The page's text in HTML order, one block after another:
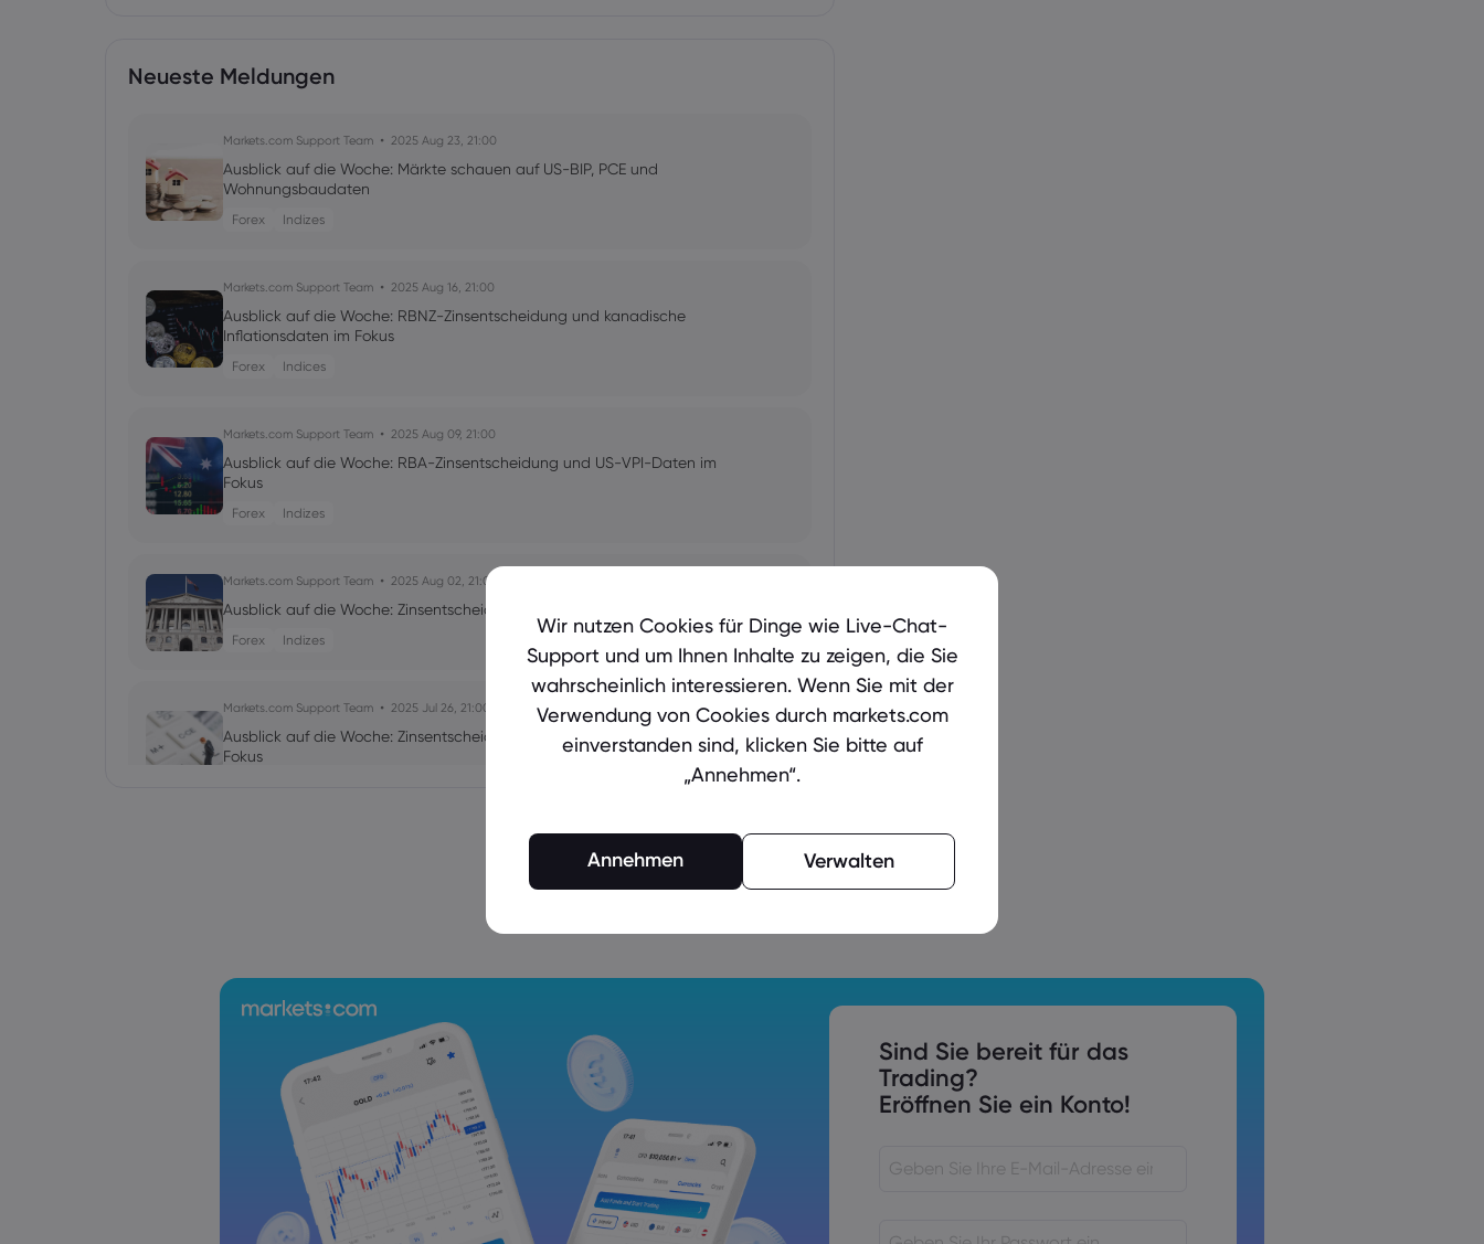
Neueste Meldungen
Markets.com Support Team 2025 Aug 23, 21:00
Ausblick auf die Woche: Märkte schauen auf US-BIP, PCE und
Wohnungsbaudaten
Forex Indizes
Markets.com Support Team 2025 Aug 16, 21:00
Ausblick auf die Woche: RBNZ-Zinsentscheidung und kanadische
Inflationsdaten im Fokus
Forex Indices
Markets.com Support Team 2025 Aug 09, 21:00
Ausblick auf die Woche: RBA-Zinsentscheidung und US-VPI-Daten im
Fokus
Forex Indizes
Markets.com Support Team 2025 Aug 02, 21:00
Ausblick auf die Woche: Zinsentscheidungen der BoE im Fokus
Forex Indizes
Markets.com Support Team 2025 Jul 26, 21:00
Ausblick auf die Woche: Zinsentscheidungen von Fed, BoC und BoJ im
Fokus
Wochenausblick: Japan-Wahl, EZB-Zinsentscheidung, Powells Rede
Markets.com Support Team 2025 Jul 12, 21:00
Wochenausblick: Inflationsdaten aus den USA, Kanada und dem
Vereinigten Königreich im Fokus
Indizes
Markets.com Support Team 2025 Jul 05, 21:00
Wochenausblick: Der Fokus der Geldpolitik richtet sich auf die RBA und die
Indizes
Sind Sie bereit für das
Trading?
Eröffnen Sie ein Konto!
Wir nutzen Cookies für Dinge wie Live-Chat-
Support und um Ihnen Inhalte zu zeigen, die Sie
wahrscheinlich interessieren. Wenn Sie mit der
Verwendung von Cookies durch markets.com
einverstanden sind, klicken Sie bitte auf
„Annehmen“.
Annehmen Verwalten